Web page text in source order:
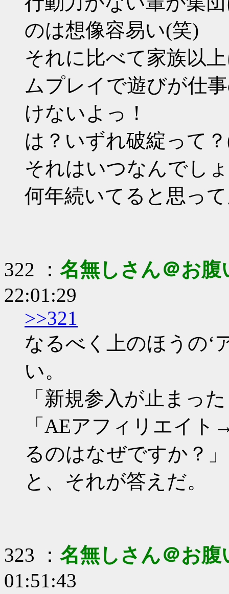
のは想像容易い(笑)
それに比べて家族以
ムプレイで遊びが仕
けないよっ！
は？いずれ破綻って
それはいつなんでし
何年続いてると思っ
322 ： 名無しさん＠お腹
22:01:29
>>321
なるべく上のほうの‘
い。
「新規参入が止まっ
「AEアフィリエイ
るのはなぜですか？」
と、それが答えだ。
323 ： 名無しさん＠お腹
01:51:43